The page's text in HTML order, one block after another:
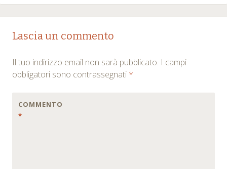
Lascia un commento
Il tuo indirizzo email non sarà pubblicato. I campi
obbligatori sono contrassegnati *
COMMENTO
*